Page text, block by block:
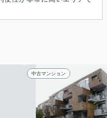
中古マンション